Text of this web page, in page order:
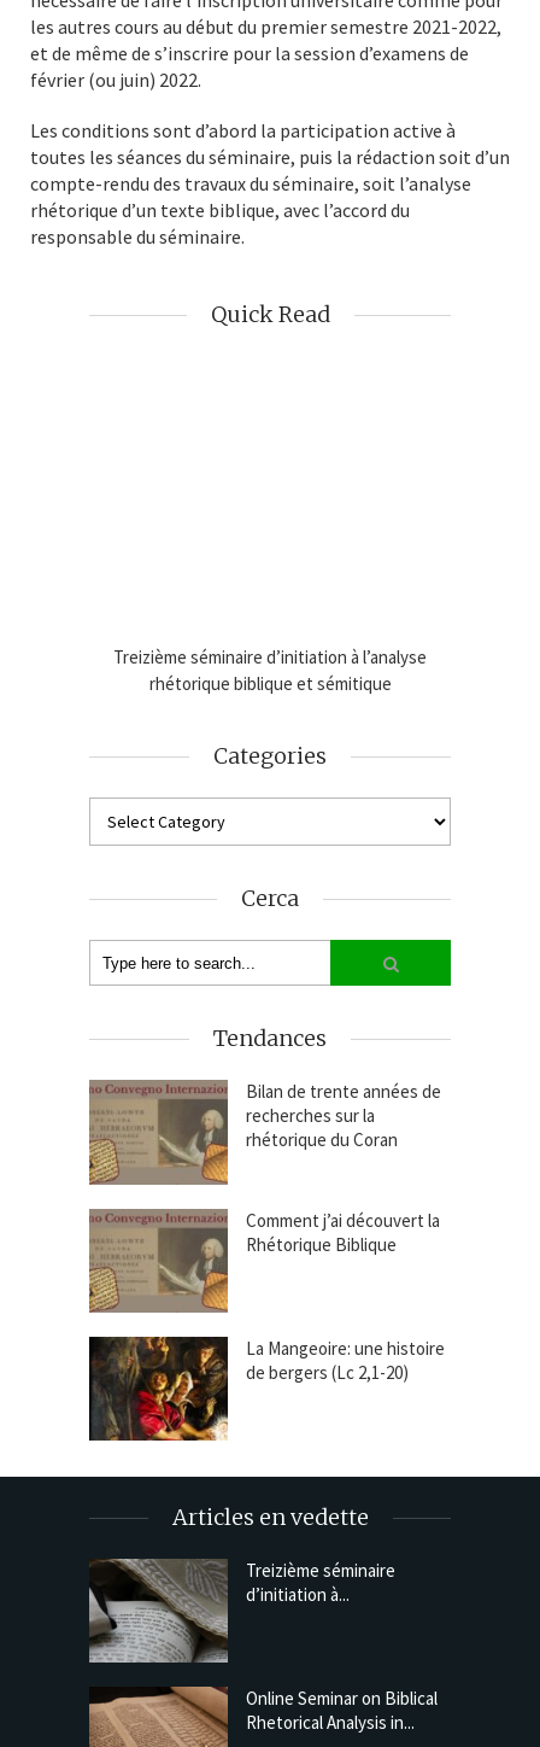
les autres cours au début du premier semestre 2021-2022,
et de même de s’inscrire pour la session d’examens de
février (ou juin) 2022.
Les conditions sont d’abord la participation active à
toutes les séances du séminaire, puis la rédaction soit d’un
compte-rendu des travaux du séminaire, soit l’analyse
rhétorique d’un texte biblique, avec l’accord du
responsable du séminaire.
Quick Read
Treizième séminaire d’initiation à l’analyse
rhétorique biblique et sémitique
Categories
Cerca
Tendances
Bilan de trente années de
recherches sur la
rhétorique du Coran
Comment j’ai découvert la
Rhétorique Biblique
La Mangeoire: une histoire
de bergers (Lc 2,1-20)
Articles en vedette
Treizième séminaire
d’initiation à...
Online Seminar on Biblical
Rhetorical Analysis in...